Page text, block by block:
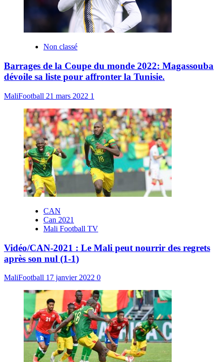
Non classé
Barrages de la Coupe du monde 2022: Magassouba
dévoile sa liste pour affronter la Tunisie.
MaliFootball 21 mars 2022 1
CAN
Can 2021
Mali Football TV
Vidéo/CAN-2021 : Le Mali peut nourrir des regrets
après son nul (1-1)
MaliFootball 17 janvier 2022 0